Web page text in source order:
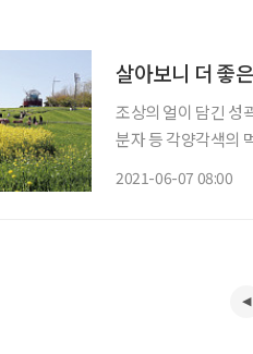
살아보니 더 좋
조상의 얼이 담긴 성
분자 등 각양각색의
2021-06-07 08:00